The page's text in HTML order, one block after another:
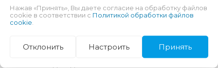
тыловой камеры
Для работы
Нажав «Принять», Вы даете согласие на обработку файлов
cookie в соответствии с Политикой обработки файлов
cookie
Отклонить Настроить Принять